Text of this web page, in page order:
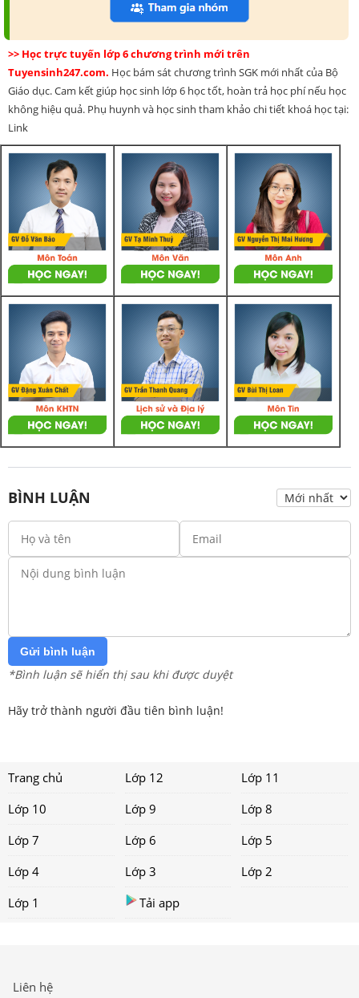
>> Học trực tuyến lớp 6 chương trình mới trên
Tuyensinh247.com. Học bám sát chương trình SGK mới nhất của Bộ
Giáo dục. Cam kết giúp học sinh lớp 6 học tốt, hoàn trả học phí nếu học
không hiệu quả. Phụ huynh và học sinh tham khảo chi tiết khoá học tại:
Link
BÌNH LUẬN
Gửi bình luận
*Bình luận sẽ hiển thị sau khi được duyệt
Hãy trở thành người đầu tiên bình luận!
Trang chủ Lớp 12
Lớp 11
Lớp 10
Lớp 9
Lớp 8
Lớp 7
Lớp 6
Lớp 5
Lớp 4
Lớp 3
Lớp 2
Lớp 1
Tải app
Liên hệ